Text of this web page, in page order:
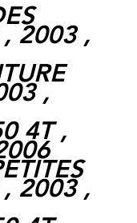
, 2003 ,
,
4T ,
, 2003 ,